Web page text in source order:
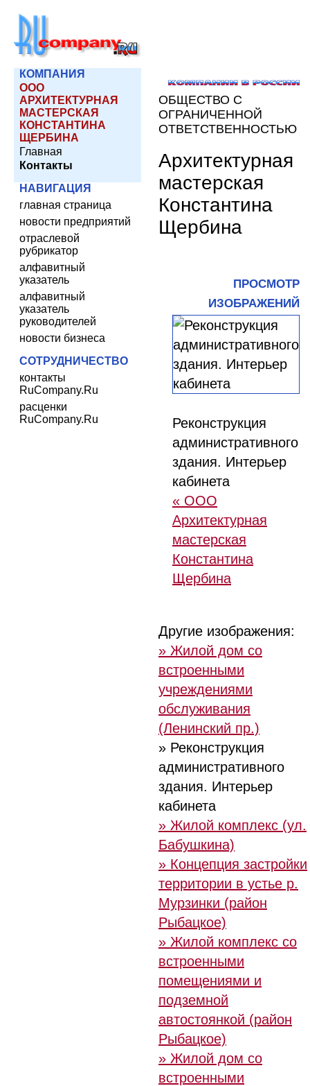
КОМПАНИЯ
ООО
АРХИТЕКТУРНАЯ
МАСТЕРСКАЯ
КОНСТАНТИНА
ЩЕРБИНА
Главная
Контакты
НАВИГАЦИЯ
главная страница
новости предприятий
отраслевой
рубрикатор
алфавитный
указатель
алфавитный
указатель
руководителей
новости бизнеса
СОТРУДНИЧЕСТВО
контакты
RuCompany.Ru
расценки
RuCompany.Ru
ОБЩЕСТВО С
ОГРАНИЧЕННОЙ
ОТВЕТСТВЕННОСТЬЮ
Архитектурная
мастерская
Константина
Щербина
ПРОСМОТР
ИЗОБРАЖЕНИЙ
Реконструкция
административного
здания. Интерьер
кабинета
« ООО
Архитектурная
мастерская
Константина
Щербина
Другие изображения:
» Жилой дом со
встроенными
учреждениями
обслуживания
(Ленинский пр.)
» Реконструкция
административного
здания. Интерьер
кабинета
» Жилой комплекс (ул.
Бабушкина)
» Концепция застройки
территории в устье р.
Мурзинки (район
Рыбацкое)
» Жилой комплекс со
встроенными
помещениями и
подземной
автостоянкой (район
Рыбацкое)
» Жилой дом со
встроенными